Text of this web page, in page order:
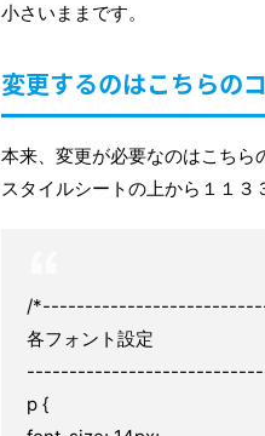
小さいままです。
変更するのはこちらの
本来、変更が必要なのはこちら
スタイルシートの上から１１３
/
各フォント設定
p {